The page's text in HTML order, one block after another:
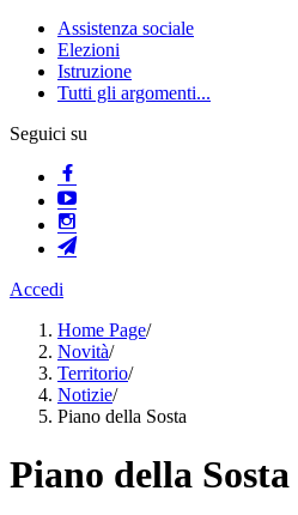
Assistenza sociale
Elezioni
Istruzione
Tutti gli argomenti...
Seguici su
Accedi
Home Page/
Novità/
Territorio/
Notizie/
Piano della Sosta
Piano della Sosta